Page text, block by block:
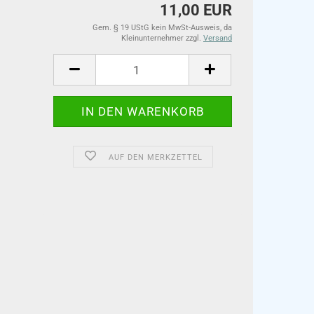
11,00 EUR
Gem. § 19 UStG kein MwSt-Ausweis, da
Kleinunternehmer zzgl. Versand
AUF DEN MERKZETTEL